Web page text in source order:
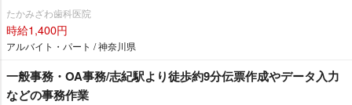
たかみざわ歯科医院
時給1,400円
アルバイト・パート / 神奈川県
一般事務・OA事務/志紀駅より徒歩約9分伝票作成やデータ入力
などの事務作業